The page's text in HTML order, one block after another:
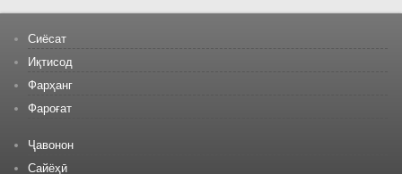
Сиёсат
Иқтисод
Фарҳанг
Фароғат
Ҷавонон
Сайёҳӣ